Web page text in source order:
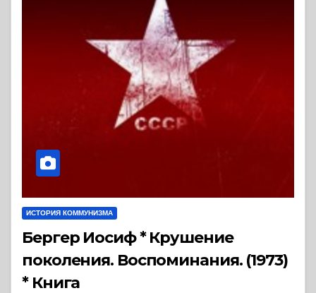
ИСТОРИЯ КОММУНИЗМА
Бергер Иосиф * Крушение
поколения. Воспоминания. (1973)
* Книга